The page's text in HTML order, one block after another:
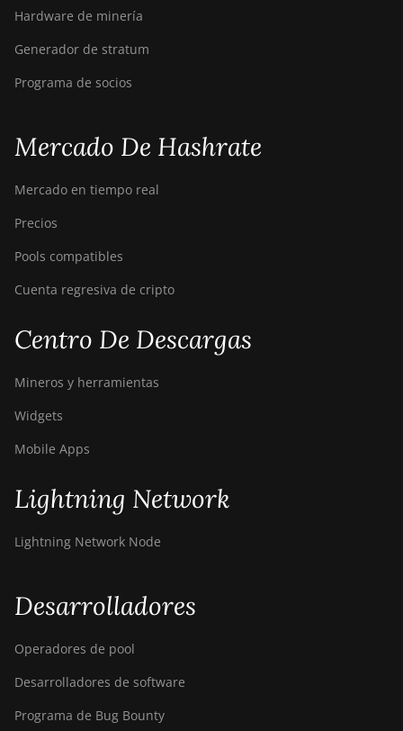
Hydro
Bitdeer SealMiner A4 Ultra
Bitmain Antminer AL1
Canaan Avalon A15-194T
Canaan Avalon A1566I
Canaan Avalon A15XP-206T
Canaan Avalon A16 (282Th)
Canaan Avalon A16XP (300Th)
Canaan Avalon Made A1446
Canaan Avalon Made A1466
Canaan Avalon Nano 3S
Canaan Avalon Q
Hardware de minería
Generador de stratum
Programa de socios
Mercado De Hashrate
Mercado en tiempo real
Precios
Pools compatibles
Cuenta regresiva de cripto
Centro De Descargas
Mineros y herramientas
Widgets
Mobile Apps
Lightning Network
Lightning Network Node
Desarrolladores
Operadores de pool
Desarrolladores de software
Programa de Bug Bounty